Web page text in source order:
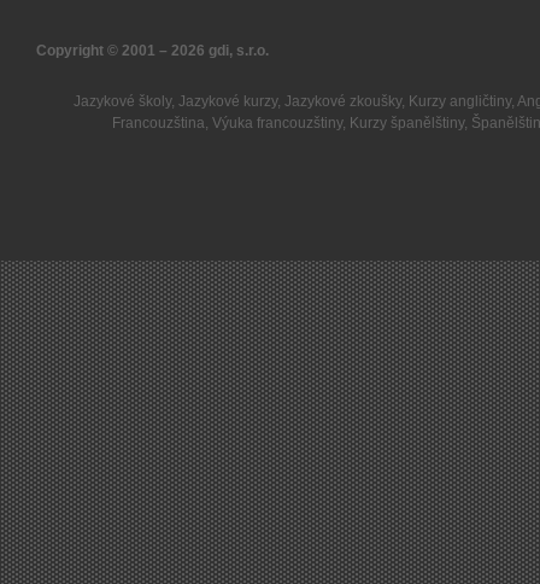
Copyright © 2001 – 2026 gdi, s.r.o.
Jazykové školy, Jazykové kurzy, Jazykové zkoušky, Kurzy angličtiny,
Francouzština,Výuka francouzštiny, Kurzy španělštiny,